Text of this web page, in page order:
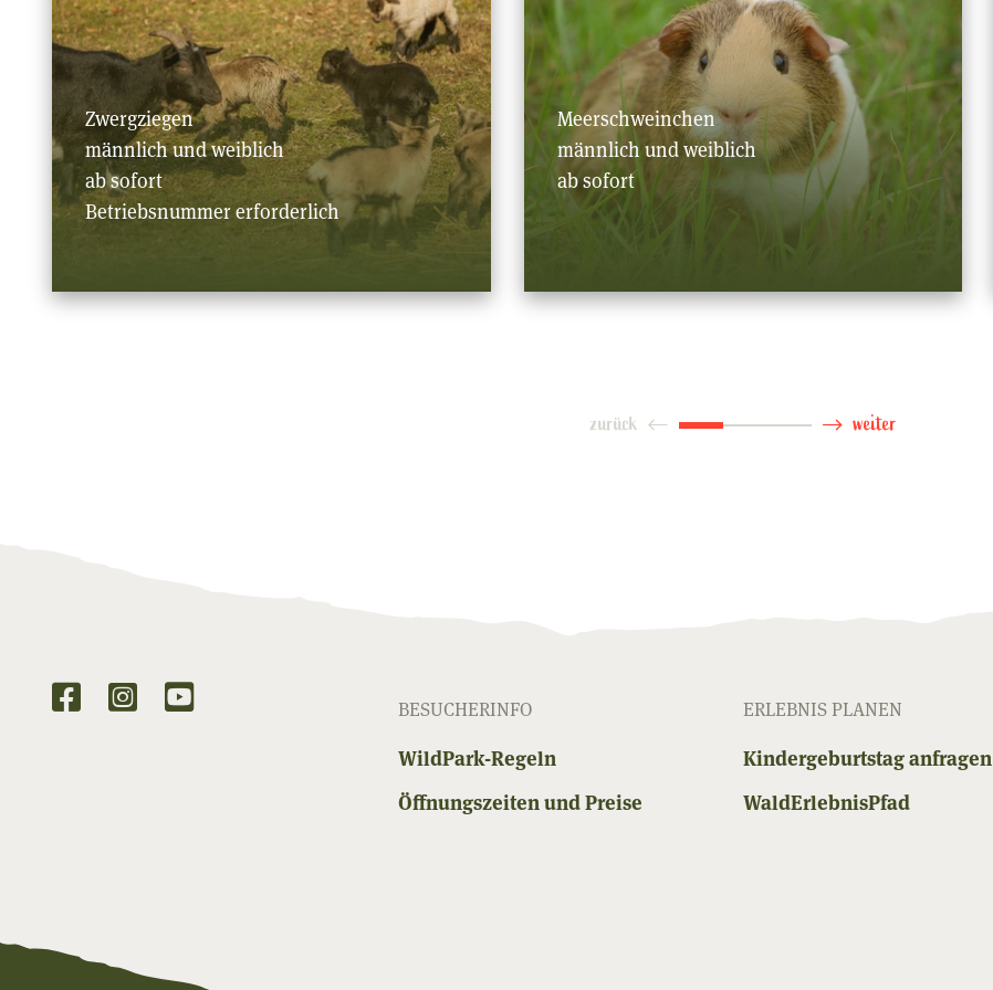
Zwergziegen
männlich und weiblich
ab sofort
Betriebsnummer erforderlich
Meerschweinchen
männlich und weiblich
ab sofort
zurück weiter
BESUCHERINFO
WildPark-Regeln
Öffnungszeiten und Preise
ERLEBNIS PLANEN
Kindergeburtstag anfragen
WaldErlebnisPfad